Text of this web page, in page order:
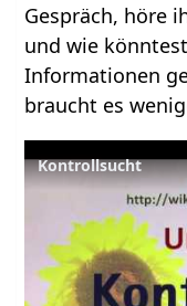
Gespräch, höre
und wie
Informationen
braucht es
Kontrollsucht